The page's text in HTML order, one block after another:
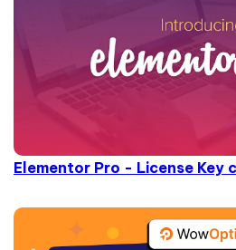
Elementor Pro - License Key